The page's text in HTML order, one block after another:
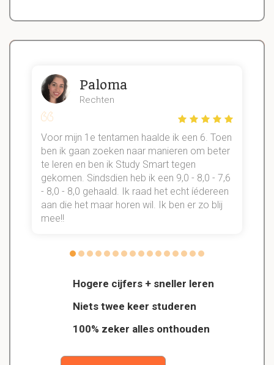
Hogere cijfers + sneller leren
Niets twee keer studeren
100% zeker alles onthouden
Paloma
Rechten
Voor mijn 1e tentamen haalde ik een 6. Toen
ben ik gaan zoeken naar manieren om beter
te leren en ben ik Study Smart tegen
gekomen. Sindsdien heb ik een 9,0 - 8,0 - 7,6
- 8,0 - 8,0 gehaald. Ik raad het echt íédereen
aan die het maar horen wil. Ik ben er zo blij
mee!!